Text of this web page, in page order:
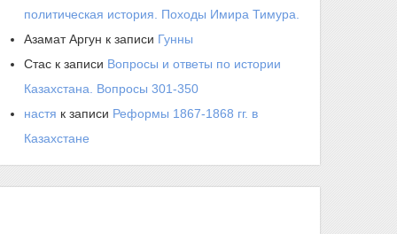
политическая история. Походы Имира Тимура.
Азамат Аргун к записи Гунны
Стас к записи Вопросы и ответы по истории
Казахстана. Вопросы 301-350
настя к записи Реформы 1867-1868 гг. в
Казахстане